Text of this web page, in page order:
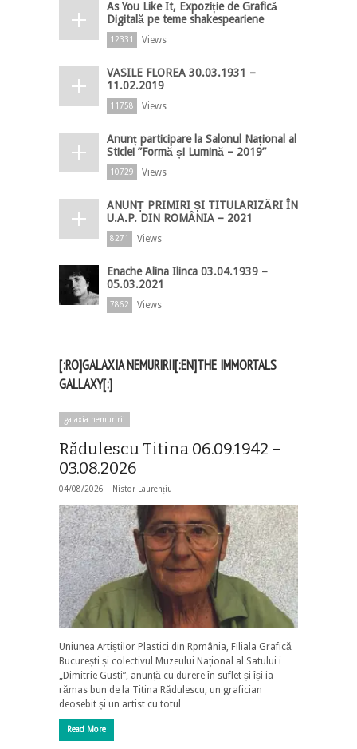
As You Like It, Expoziție de Grafică
Digitală pe teme shakespeariene
12331 Views
VASILE FLOREA 30.03.1931 –
11.02.2019
11758 Views
Anunț participare la Salonul Național al
Sticlei ”Formă și Lumină – 2019”
10729 Views
ANUNȚ PRIMIRI ȘI TITULARIZĂRI ÎN
U.A.P. DIN ROMÂNIA – 2021
8271 Views
Enache Alina Ilinca 03.04.1939 –
05.03.2021
7862 Views
[:RO]GALAXIA NEMURIRII[:EN]THE IMMORTALS
GALLAXY[:]
galaxia nemuririi
Rădulescu Titina 06.09.1942 –
03.08.2026
04/08/2026 | Nistor Laurențiu
Uniunea Artiștilor Plastici din Rpmânia, Filiala Grafică
București și colectivul Muzeului Național al Satului i
„Dimitrie Gusti”, anunță cu durere în suflet și își ia
rămas bun de la Titina Rădulescu, un grafician
deosebit și un artist cu totul …
Read More